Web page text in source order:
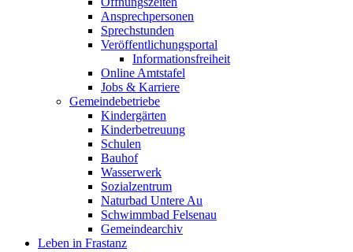
Ansprechpersonen
Sprechstunden
Veröffentlichungsportal
Informationsfreiheit
Online Amtstafel
Jobs & Karriere
Gemeindebetriebe
Kindergärten
Kinderbetreuung
Schulen
Bauhof
Wasserwerk
Sozialzentrum
Naturbad Untere Au
Schwimmbad Felsenau
Gemeindearchiv
Leben in Frastanz